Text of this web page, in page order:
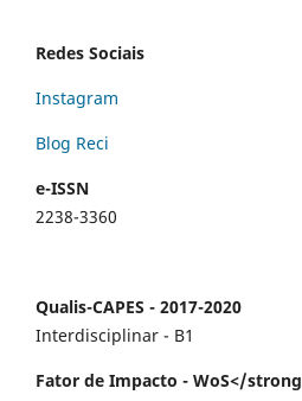
Redes Sociais
Instagram
Blog Reci
e-ISSN
2238-3360
Qualis-CAPES - 2017-2020
Interdisciplinar - B1
Fator de Impacto - WoS</strong